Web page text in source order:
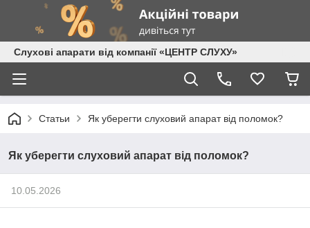
Слухові апарати від компанії «ЦЕНТР СЛУХУ»
Статьи Як уберегти слуховий апарат від поломок?
Як уберегти слуховий апарат від поломок?
10.05.2026